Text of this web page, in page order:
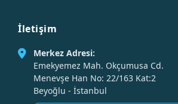
İletişim
Merkez Adresi:
Emekyemez Mah. Okçumusa Cd.
Menevşe Han No: 22/163 Kat:2
Beyoğlu - İstanbul